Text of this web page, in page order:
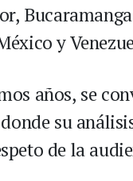
y
años, se
su
de la